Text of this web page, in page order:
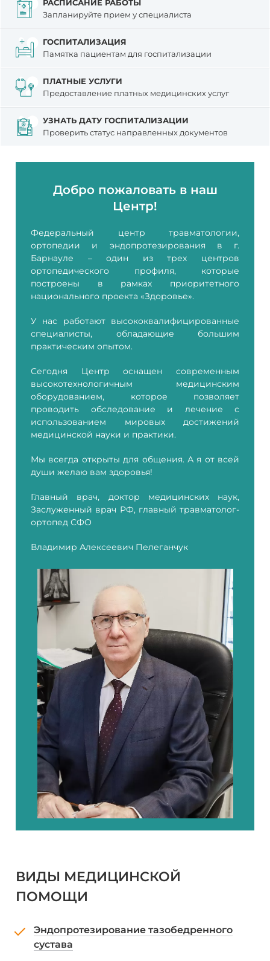
РАСПИСАНИЕ РАБОТЫ
Запланируйте прием у специалиста
ГОСПИТАЛИЗАЦИЯ
Памятка пациентам для госпитализации
ПЛАТНЫЕ УСЛУГИ
Предоставление платных медицинских услуг
УЗНАТЬ ДАТУ ГОСПИТАЛИЗАЦИИ
Проверить статус направленных документов
Добро пожаловать в наш
Центр!
Федеральный центр травматологии,
ортопедии и эндопротезирования в г.
Барнауле – один из трех центров
ортопедического профиля, которые
построены в рамках приоритетного
национального проекта «Здоровье».
У нас работают высококвалифицированные
специалисты, обладающие большим
практическим опытом.
Сегодня Центр оснащен современным
высокотехнологичным медицинским
оборудованием, которое позволяет
проводить обследование и лечение с
использованием мировых достижений
медицинской науки и практики.
Мы всегда открыты для общения. А я от всей
души желаю вам здоровья!
Главный врач, доктор медицинских наук,
Заслуженный врач РФ, главный травматолог-
ортопед СФО
Владимир Алексеевич Пелеганчук
ВИДЫ МЕДИЦИНСКОЙ
ПОМОЩИ
Эндопротезирование тазобедренного
сустава